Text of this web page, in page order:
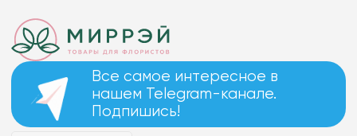
Все самое интересное в
нашем Telegram-канале.
Подпишись!